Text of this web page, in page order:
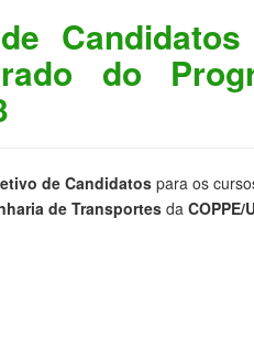
do
de Candidatospara os
de Transportes da COPPE/